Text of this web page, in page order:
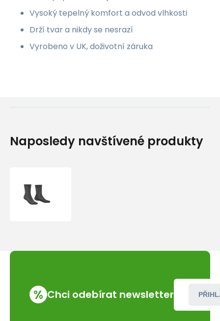
Vysoký tepelný komfort a odvod vlhkosti
Drží tvar a nikdy se nesrazí
Vyrobeno v UK, doživotní záruka
Naposledy navštívené produkty
% Chci odebírat newsletter